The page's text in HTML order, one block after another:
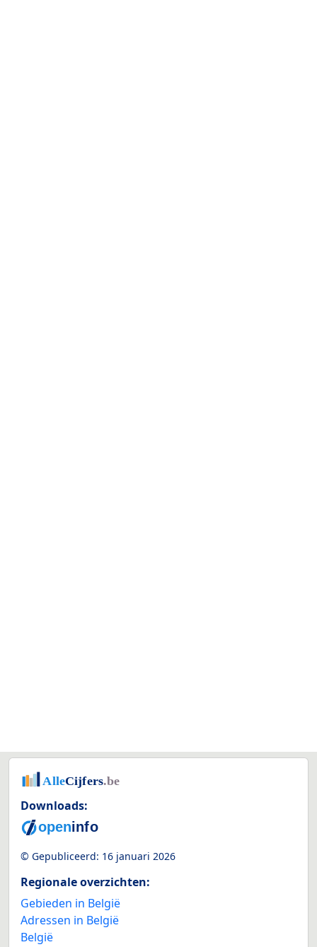
Downloads:
© Gepubliceerd: 16 januari 2026
Regionale overzichten:
Gebieden in België
Adressen in België
België